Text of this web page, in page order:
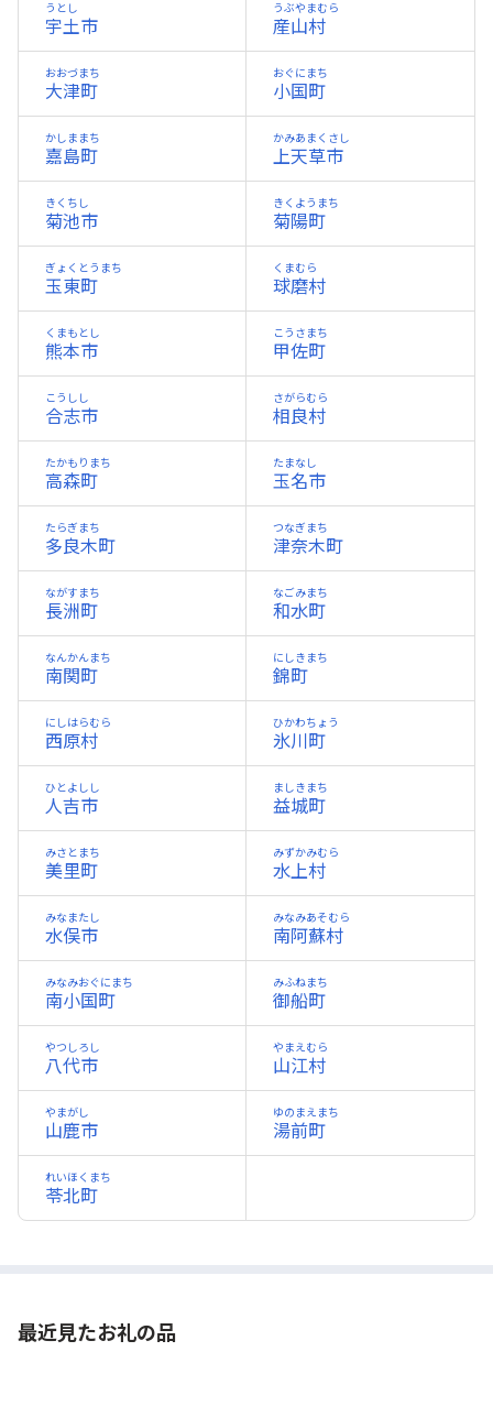
宇土市
うとし
産山村
うぶやまむら
大津町
おおづまち
小国町
おぐにまち
嘉島町
かしままち
上天草市
かみあまくさし
菊池市
きくちし
菊陽町
きくようまち
玉東町
ぎょくとうまち
球磨村
くまむら
熊本市
くまもとし
甲佐町
こうさまち
合志市
こうしし
相良村
さがらむら
高森町
たかもりまち
玉名市
たまなし
多良木町
たらぎまち
津奈木町
つなぎまち
長洲町
ながすまち
和水町
なごみまち
南関町
なんかんまち
錦町
にしきまち
西原村
にしはらむら
氷川町
ひかわちょう
人吉市
ひとよしし
益城町
ましきまち
美里町
みさとまち
水上村
みずかみむら
水俣市
みなまたし
南阿蘇村
みなみあそむら
南小国町
みなみおぐにまち
御船町
みふねまち
八代市
やつしろし
山江村
やまえむら
山鹿市
やまがし
湯前町
ゆのまえまち
苓北町
れいほくまち
最近見たお礼の品